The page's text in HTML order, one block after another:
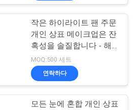
표 메이크업
167
작은 하이라이트 팬 주문
개인 상표 메이크업은 잔
혹성을 솔질합니다 - 해
방하십시오
MOQ:500 세트
연락하다
모든 눈에 혼합 개인 상표